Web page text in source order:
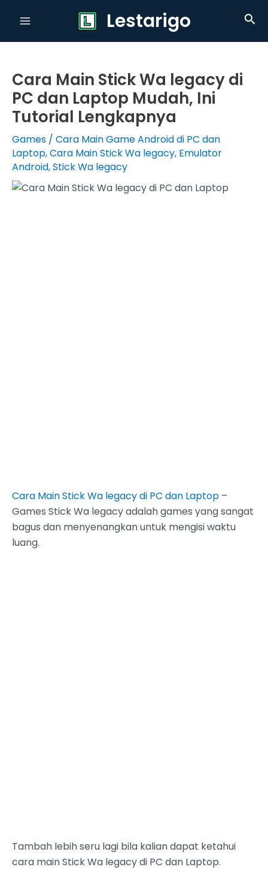
Lestarigo
Cara Main Stick Wa legacy di
PC dan Laptop Mudah, Ini
Tutorial Lengkapnya
Games / Cara Main Game Android di PC dan
Laptop,Cara Main Stick Wa legacy, Emulator
Android,Stick Wa legacy
Cara Main Stick Wa legacy di PC dan Laptop –
Games Stick Wa legacy adalah games yang sangat
bagus dan menyenangkan untuk mengisi waktu
luang.
Tambah lebih seru lagi bila kalian dapat ketahui
cara main Stick Wa legacy di PC dan Laptop.